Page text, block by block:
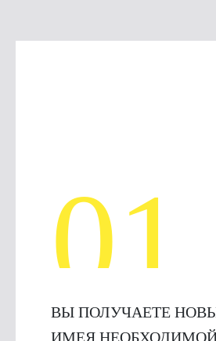
01
ВЫ ПОЛУЧАЕТЕ
ИМЕЯ